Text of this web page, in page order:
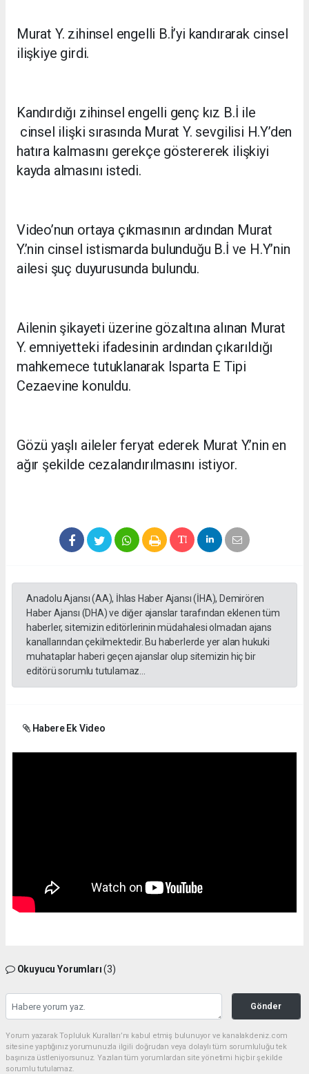
Murat Y. zihinsel engelli B.İ’yi kandırarak cinsel
ilişkiye girdi.
Kandırdığı zihinsel engelli genç kız B.İ ile
cinsel ilişki sırasında Murat Y. sevgilisi H.Y’den
hatıra kalmasını gerekçe göstererek ilişkiyi
kayda almasını istedi.
Video’nun ortaya çıkmasının ardından Murat
Y.’nin cinsel istismarda bulunduğu B.İ ve H.Y’nin
ailesi şuç duyurusunda bulundu.
Ailenin şikayeti üzerine gözaltına alınan Murat
Y. emniyetteki ifadesinin ardından çıkarıldığı
mahkemece tutuklanarak Isparta E Tipi
Cezaevine konuldu.
Gözü yaşlı aileler feryat ederek Murat Y.’nin en
ağır şekilde cezalandırılmasını istiyor.
Anadolu Ajansı (AA), İhlas Haber Ajansı (İHA), Demirören
Haber Ajansı (DHA) ve diğer ajanslar tarafından eklenen tüm
haberler, sitemizin editörlerinin müdahalesi olmadan ajans
kanallarından çekilmektedir. Bu haberlerde yer alan hukuki
muhataplar haberi geçen ajanslar olup sitemizin hiç bir
editörü sorumlu tutulamaz...
Habere Ek Video
Okuyucu Yorumları(3)
Gönder
Yorum yazarak Topluluk Kuralları’nı kabul etmiş bulunuyor ve kanalakdeniz.com
sitesine yaptığınız yorumunuzla ilgili doğrudan veya dolaylı tüm sorumluluğu tek
başınıza üstleniyorsunuz. Yazılan tüm yorumlardan site yönetimi hiçbir şekilde
sorumlu tutulamaz.